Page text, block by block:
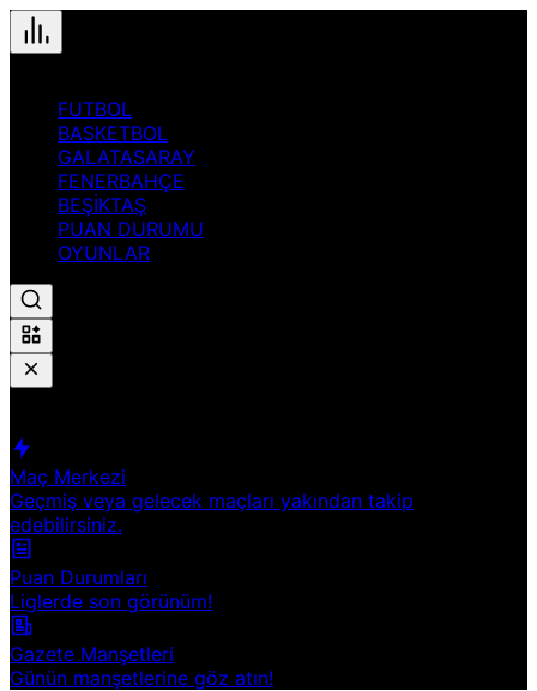
FUTBOL
BASKETBOL
GALATASARAY
FENERBAHÇE
BEŞİKTAŞ
PUAN DURUMU
OYUNLAR
Maç Merkezi
Geçmiş veya gelecek maçları yakından takip
edebilirsiniz.
Puan Durumları
Liglerde son görünüm!
Gazete Manşetleri
Günün manşetlerine göz atın!